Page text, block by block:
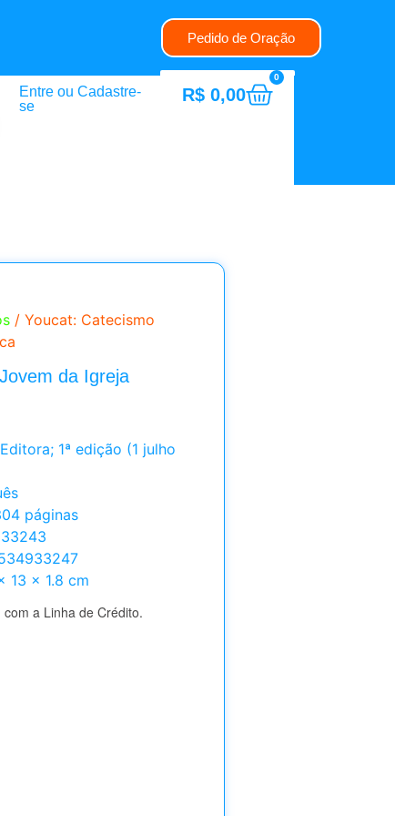
Pedido de Oração
Entre ou Cadastre-
se
R$0,00
0
/ Youcat: Catecismo
da Igreja
: ‎ 304 páginas
8534933247
: ‎ 21 x 13 x 1.8 cm
com a Linha de Crédito.